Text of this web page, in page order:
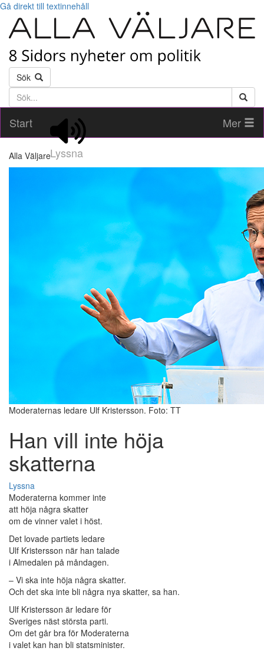
Gå direkt till textinnehåll
Sök
Söktext
Start
Lyssna
Mer
Alla Väljare
Moderaternas ledare Ulf Kristersson. Foto: TT
Han vill inte höja
skatterna
Lyssna
Moderaterna kommer inte
att höja några skatter
om de vinner valet i höst.
Det lovade partiets ledare
Ulf Kristersson när han talade
i Almedalen på måndagen.
– Vi ska inte höja några skatter.
Och det ska inte bli några nya skatter, sa han.
Ulf Kristersson är ledare för
Sveriges näst största parti.
Om det går bra för Moderaterna
i valet kan han bli statsminister.